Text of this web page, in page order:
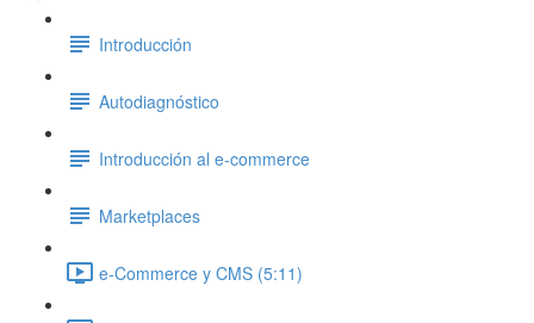
Introducción
Autodiagnóstico
Introducción al e-commerce
Marketplaces
e-Commerce y CMS (5:11)